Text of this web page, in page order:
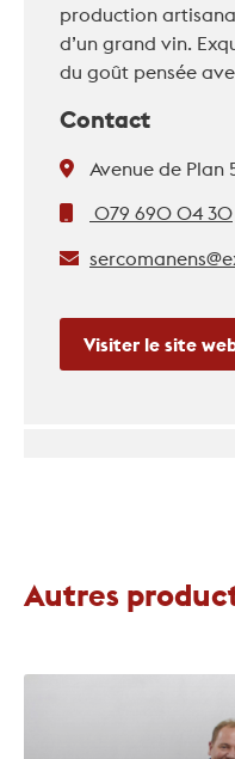
production
d’un grand vin.
du goût pensée
Contact
Avenue de Plan
079 690 04 30
Visiter le site
Autres